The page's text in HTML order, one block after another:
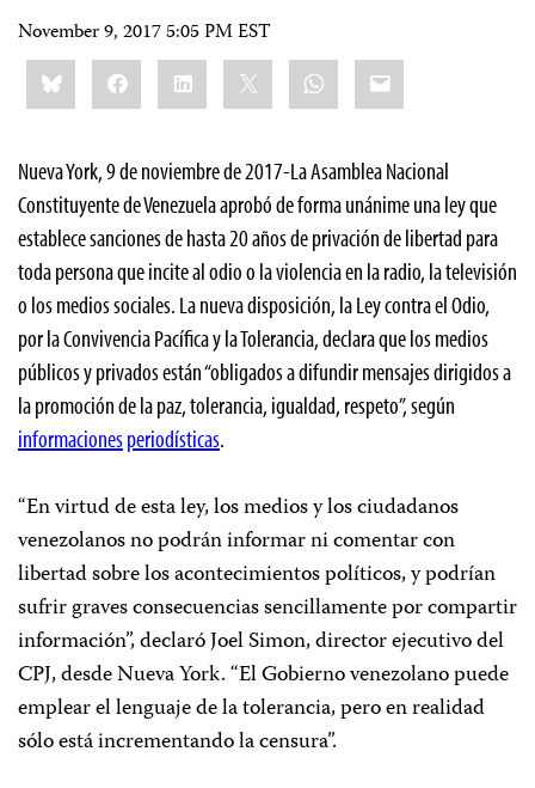
November 9, 2017 5:05 PM EST
Share
this:BlueskyFacebookLinkedIn WhatsApp
Email
Nueva York, 9 de noviembre de 2017-La Asamblea Nacional
Constituyente de Venezuela aprobó de forma unánime una ley que
establece sanciones de hasta 20 años de privación de libertad para
toda persona que incite al odio o la violencia en la radio, la televisión
o los medios sociales. La nueva disposición, la Ley contra el Odio,
por la Convivencia Pacífica y la Tolerancia, declara que los medios
públicos y privados están “obligados a difundir mensajes dirigidos a
la promoción de la paz, tolerancia, igualdad, respeto”, según
informacionesperiodísticas.
“En virtud de esta ley, los medios y los ciudadanos
venezolanos no podrán informar ni comentar con
libertad sobre los acontecimientos políticos, y podrían
sufrir graves consecuencias sencillamente por compartir
información”,declaró Joel Simon, director ejecutivo del
CPJ, desde Nueva York. “El Gobierno venezolano puede
emplear el lenguaje de la tolerancia, pero en realidad
sólo está incrementando la censura”.